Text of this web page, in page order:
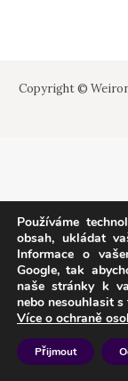
Copyright ©
Používáme
obsah, ukládat
Informace o
Google, tak
naše stránky k
nebo nesouhlasit
Více o ochraně
Přijmout